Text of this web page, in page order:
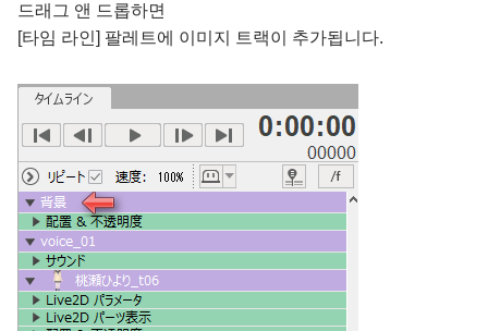
드래그 앤 드롭하면
[타임 라인] 팔레트에 이미지 트랙이 추가됩니다.